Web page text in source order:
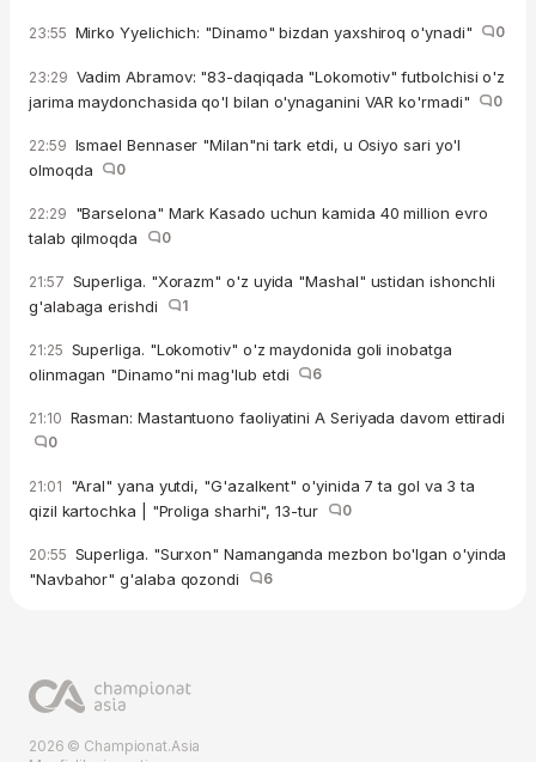
23:55 Mirko Yyelichich: "Dinamo" bizdan yaxshiroq o'ynadi" 0
23:29 Vadim Abramov: "83-daqiqada "Lokomotiv" futbolchisi o'z
jarima maydonchasida qo'l bilan o'ynaganini VAR ko'rmadi"
0
22:59 Ismael Bennaser "Milan"ni tark etdi, u Osiyo sari yo'l
olmoqda
0
22:29 "Barselona" Mark Kasado uchun kamida 40 million evro
talab qilmoqda
0
21:57 Superliga. "Xorazm" o'z uyida "Mashal" ustidan ishonchli
g'alabaga erishdi
1
21:25 Superliga. "Lokomotiv" o'z maydonida goli inobatga
olinmagan "Dinamo"ni mag'lub etdi
6
21:10 Rasman: Mastantuono faoliyatini A Seriyada davom ettiradi
0
21:01 "Aral" yana yutdi, "G'azalkent" o'yinida 7 ta gol va 3 ta
qizil kartochka | "Proliga sharhi", 13-tur
0
20:55 Superliga. "Surxon" Namanganda mezbon bo'lgan o'yinda
"Navbahor" g'alaba qozondi
6
2026 © Championat.Asia